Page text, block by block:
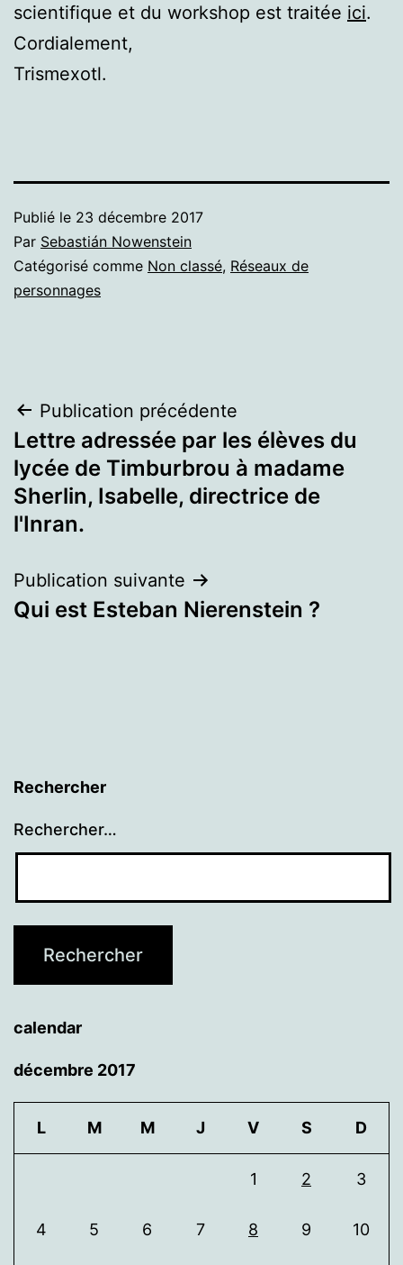
scientifique et du workshop est traitée ici.
Cordialement,
Trismexotl.
Publié le 23 décembre 2017
Par Sebastián Nowenstein
Catégorisé comme Non classé, Réseaux de
personnages
Navigation
de
l’article
Publication précédente
Lettre adressée par les élèves du
lycée de Timburbrou à madame
Sherlin, Isabelle, directrice de
l'Inran.
Publication suivante
Qui est Esteban Nierenstein ?
Rechercher
Rechercher…
calendar
décembre 2017
L M M J V S D
1 2 3
4 5 6 7 8 9 10